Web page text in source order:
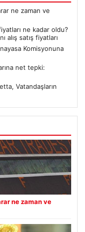
ne zaman ve
ne kadar oldu?
alış satış fiyatları
Komisyonuna
net tepki:
Vatandaşların
ne zaman ve